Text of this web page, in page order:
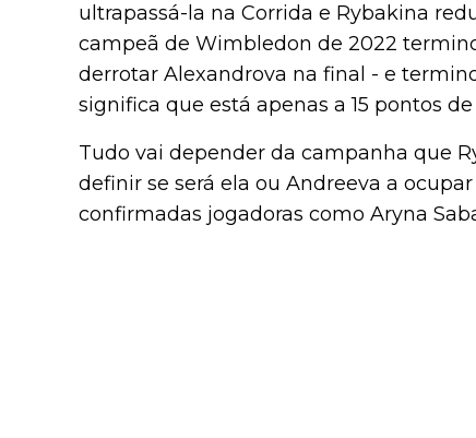
ultrapassá-la na Corrida e Rybakina
campeã de Wimbledon de 2022
derrotar Alexandrova na final - e
significa que está apenas a 15 pontos
Tudo vai depender da campanha que
definir se será ela ou Andreeva a
confirmadas jogadoras como Aryna